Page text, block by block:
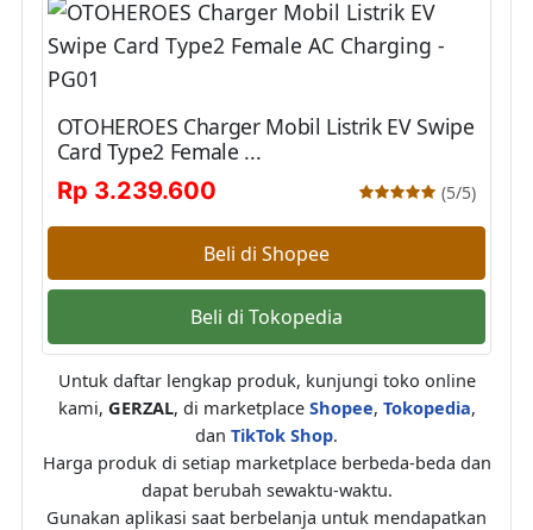
OTOHEROES Charger Mobil Listrik EV Swipe
Card Type2 Female ...
Rp 3.239.600
(5/5)
Beli di Shopee
Beli di Tokopedia
Untuk daftar lengkap produk, kunjungi toko online
kami, GERZAL, di marketplace Shopee, Tokopedia,
dan TikTok Shop.
Harga produk di setiap marketplace berbeda-beda dan
dapat berubah sewaktu-waktu.
Gunakan aplikasi saat berbelanja untuk mendapatkan